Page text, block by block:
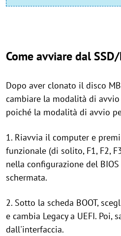
Come avviare dal
Dopo aver clonato il disco
cambiare la modalità di avvio
poiché la modalità di avvio
1. Riavvia il computer e
funzionale (di solito, F1, F2,
nella configurazione del
schermata.
2. Sotto la scheda BOOT,
e cambia Legacy a UEFI. Poi,
dall'interfaccia.